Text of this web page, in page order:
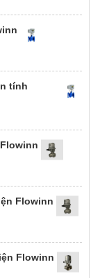
tính
Flowinn
Flowinn